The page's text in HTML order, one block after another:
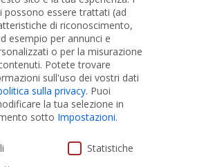
in PVC-A
possono essere trattati (ad
di riconoscimento,
esempio per annunci e
o per la misurazione
Potete trovare
sull'uso dei vostri dati
sulla privacy. Puoi
la tua selezione in
sotto Impostazioni.
Statistiche